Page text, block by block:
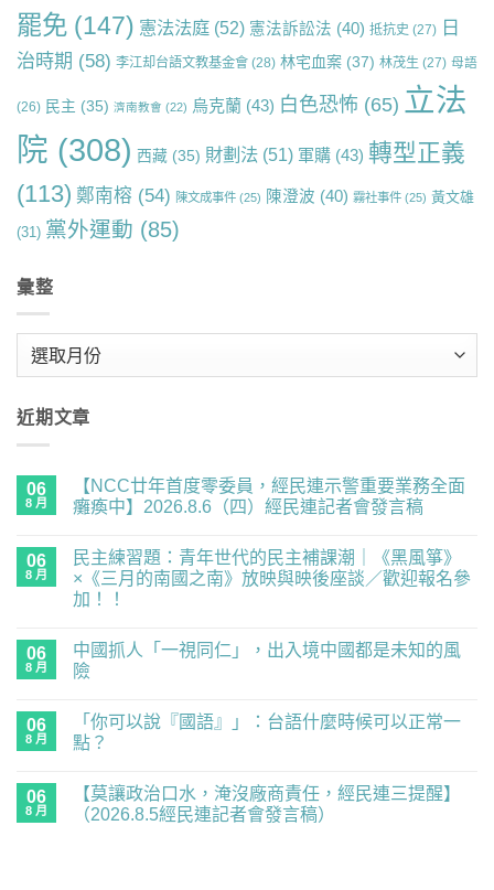
罷免 (147) 憲法法庭 (52) 憲法訴訟法 (40) 抵抗史 (27) 日
治時期 (58) 李江却台語文教基金會 (28) 林宅血案 (37) 林茂生 (27) 母語
(26) 民主 (35) 濟南教會 (22) 烏克蘭 (43) 白色恐怖 (65) 立法
院 (308) 西藏 (35) 財劃法 (51) 軍購 (43) 轉型正義
(113) 鄭南榕 (54) 陳文成事件 (25) 陳澄波 (40) 霧社事件 (25) 黃文雄
(31) 黨外運動 (85)
彙整
近期文章
06
8 月
【NCC廿年首度零委員，經民連示警重要業務全面
癱瘓中】2026.8.6（四）經民連記者會發言稿
廿
首
度
員，
經
民
要
留
言
06
8 月
民主練習題：青年世代的民主補課潮｜《黑風箏》
×《三月的南國之南》放映與映後座談／歡迎報名參
加！！
主
練
習
世
代
留
言
06
8 月
中國抓人「一視同仁」，出入境中國都是未知的風
險
抓
人
仁」，
言
06
8 月
「你可以說『國語』」：台語什麼時候可以正常一
點？
06
8 月
【莫讓政治口水，淹沒廠商責任，經民連三提醒】
（2026.8.5經民連記者會發言稿）